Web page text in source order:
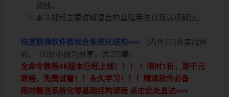
迹线。
本节视频主要讲解混合的基础用法以及选项解读。
快速精通软件教程含系统化结构>>> (内含193处实战经
验、106处小技巧分享，共270集)
全命令教程4K版本已经上线！！！ ！限时1折，原千元
教程，免费试看！！永久学习！！！精通软件必备
限时赠送系统化零基础结构课程 点击此处直达>>>